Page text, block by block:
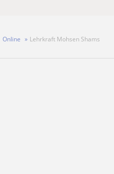
Online Lehrkraft Mohsen Shams